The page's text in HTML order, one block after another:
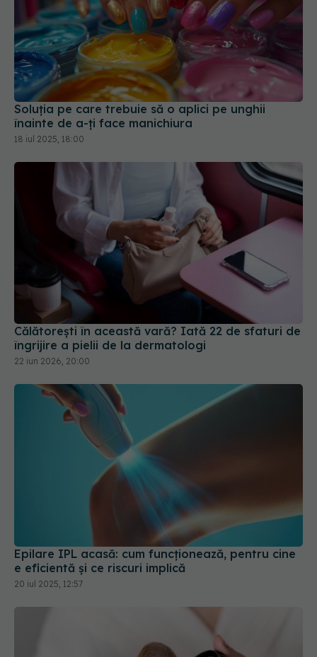
Soluția pe care trebuie să o aplici pe unghii
înainte de a-ți face manichiura
18 iul 2025, 18:00
Călătorești în această vară? Iată 22 de sfaturi de
îngrijire a pielii de la dermatologi
22 iun 2026, 20:00
Epilare IPL acasă: cum funcționează, pentru cine
e eficientă și ce riscuri implică
20 iul 2025, 12:57